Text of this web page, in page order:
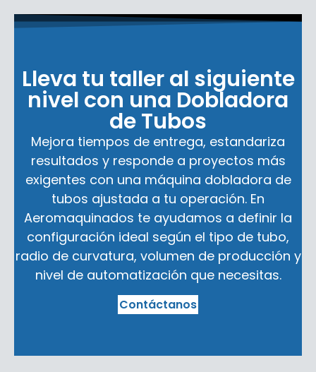
Lleva tu taller al siguiente
nivel con una Dobladora
de Tubos
Mejora tiempos de entrega, estandariza
resultados y responde a proyectos más
exigentes con una máquina dobladora de
tubos ajustada a tu operación. En
Aeromaquinados te ayudamos a definir la
configuración ideal según el tipo de tubo,
radio de curvatura, volumen de producción y
nivel de automatización que necesitas.
Contáctanos